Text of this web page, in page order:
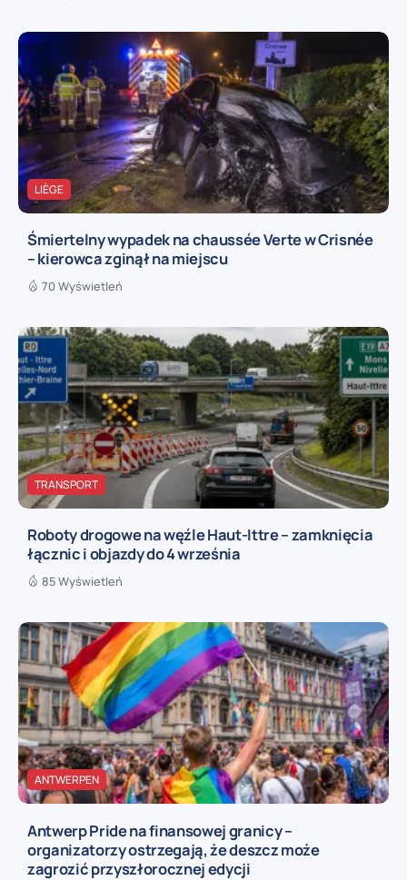
LIÈGE
Śmiertelny wypadek na chaussée Verte w Crisnée
– kierowca zginął na miejscu
70 Wyświetleń
TRANSPORT
Roboty drogowe na węźle Haut-Ittre – zamknięcia
łącznic i objazdy do 4 września
85 Wyświetleń
ANTWERPEN
Antwerp Pride na finansowej granicy –
organizatorzy ostrzegają, że deszcz może
zagrozić przyszłorocznej edycji